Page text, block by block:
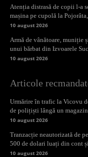
Atenția distrasă de copii l-a
mașina pe cupolă la Pojorâta,
10 august 2026
Armă de vânătoare, muniție
unui bărbat din Izvoarele
10 august 2026
Articole
Urmărire în trafic la Vicovu
de polițiști lângă un magazin
10 august 2026
Tranzacție neautorizată de
500 de dolari luați din cont
10 august 2026